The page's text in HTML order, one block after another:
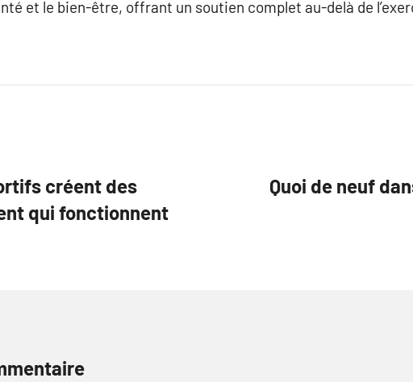
et le bien-être, offrant un soutien complet au-delà de
créent des
qui fonctionnent
Quoi de neuf